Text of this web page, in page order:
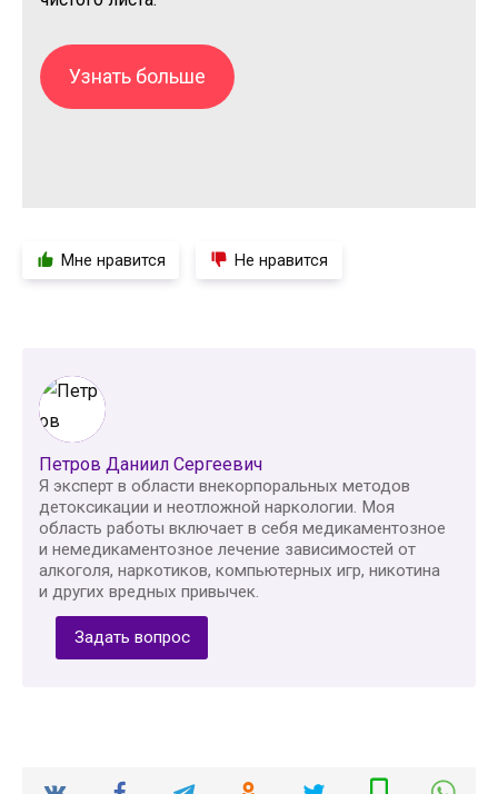
Узнать больше
Мне нравится Не нравится
Петров Даниил Сергеевич
Я эксперт в области внекорпоральных методов
детоксикации и неотложной наркологии. Моя
область работы включает в себя медикаментозное
и немедикаментозное лечение зависимостей от
алкоголя, наркотиков, компьютерных игр, никотина
и других вредных привычек.
Задать вопрос